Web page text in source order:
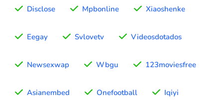
Disclose Mpbonline Xiaoshenke
Eegay Svlovetv Videosdotados
Newsexwap Wbgu 123moviesfree
Asianembed Onefootball Iqiyi